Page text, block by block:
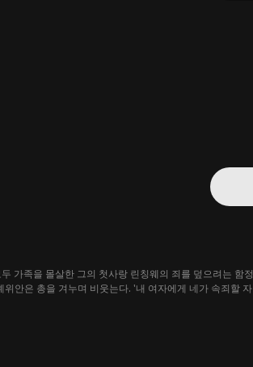
가족을 몰살한 그의 첫사랑 린칭웨의 죄를 덮으려는 함
안은 총을 겨누며 비웃는다. '내 여자에게 네가 속죄할